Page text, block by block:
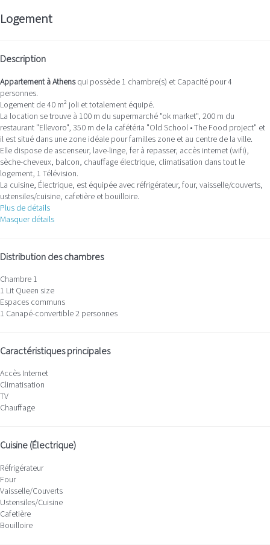
Logement
Description
Appartement à Athensqui possède 1 chambre(s) et Capacité pour 4
personnes.
Logement de 40 m² joli et totalement équipé.
La location se trouve à 100 m du supermarché "ok market", 200 m du
restaurant "Ellevoro", 350 m de la cafétéria "Old School • The Food project" et
il est situé dans une zone idéale pour familles zone et au centre de la ville.
Elle dispose de ascenseur, lave-linge, fer à repasser, accès internet (wifi),
sèche-cheveux, balcon, chauffage électrique, climatisation dans tout le
logement, 1 Télévision.
La cuisine, Électrique, est équipée avec réfrigérateur, four, vaisselle/couverts,
ustensiles/cuisine, cafetière et bouilloire.
Plus de détails
Masquer détails
Distribution des chambres
Chambre 1
1 Lit Queen size
Espaces communs
1 Canapé-convertible 2 personnes
Caractéristiques principales
Accès Internet
Climatisation
TV
Chauffage
Cuisine (Électrique)
Réfrigérateur
Four
Vaisselle/Couverts
Ustensiles/Cuisine
Cafetière
Bouilloire